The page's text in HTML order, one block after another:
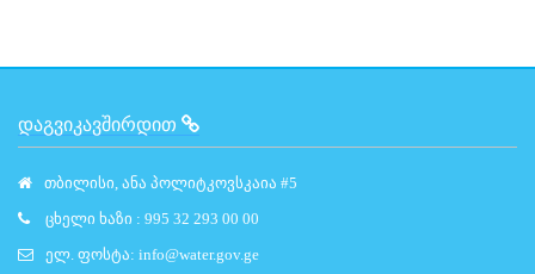
ᲓᲐᲒᲕᲘᲙᲐᲕᲨᲘᲠᲓᲘᲗ
თბილისი, ანა პოლიტკოვსკაია #5
ცხელი ხაზი : 995 32 293 00 00
ელ. ფოსტა: info@water.gov.ge